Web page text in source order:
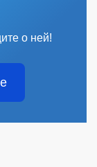
о ней!